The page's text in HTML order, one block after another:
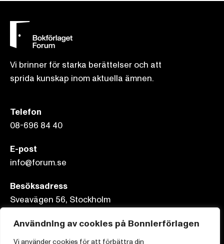
Användning av cookies på Bonnierförlagen
Vi använder cookies för att förbättra din
Vi brinner för starka berättelser och att
sprida kunskap inom aktuella ämnen.
Telefon
08-696 84 40
E-post
info@forum.se
Besöksadress
Sveavägen 56, Stockholm
Postadress
Box 3159, 103 63 Stockholm